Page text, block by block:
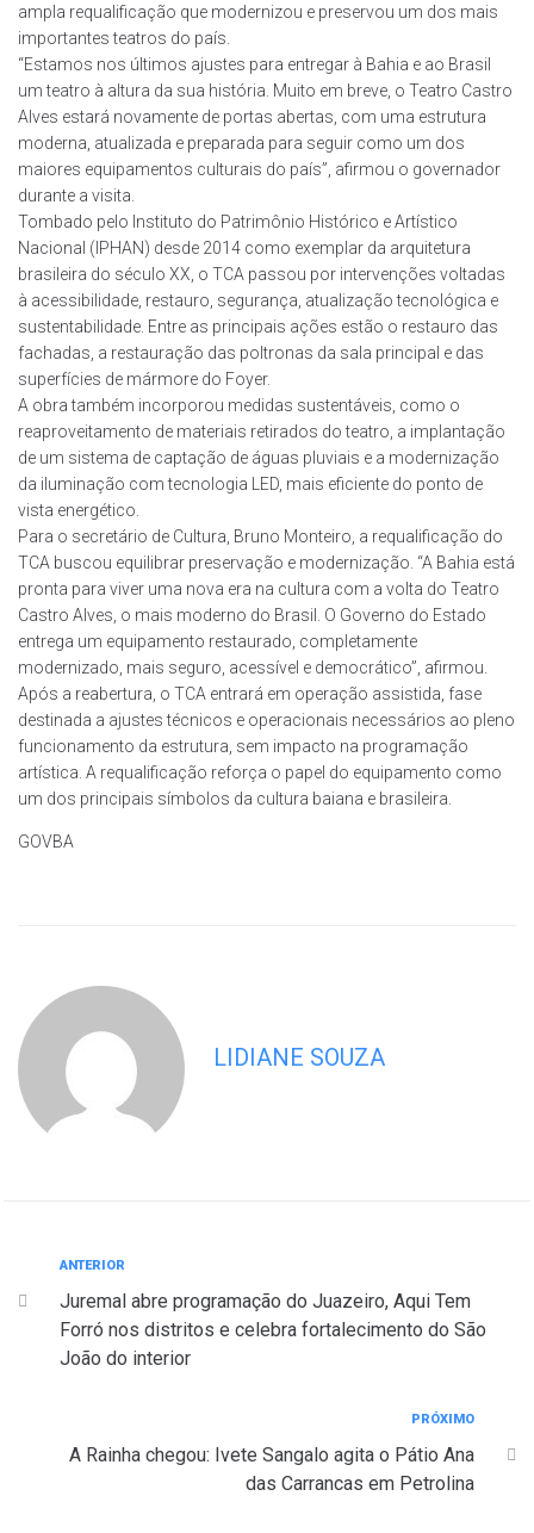
ampla requalificação que modernizou e preservou um dos mais
importantes teatros do país.
“Estamos nos últimos ajustes para entregar à Bahia e ao Brasil
um teatro à altura da sua história. Muito em breve, o Teatro Castro
Alves estará novamente de portas abertas, com uma estrutura
moderna, atualizada e preparada para seguir como um dos
maiores equipamentos culturais do país”, afirmou o governador
durante a visita.
Tombado pelo Instituto do Patrimônio Histórico e Artístico
Nacional (IPHAN) desde 2014 como exemplar da arquitetura
brasileira do século XX, o TCA passou por intervenções voltadas
à acessibilidade, restauro, segurança, atualização tecnológica e
sustentabilidade. Entre as principais ações estão o restauro das
fachadas, a restauração das poltronas da sala principal e das
superfícies de mármore do Foyer.
A obra também incorporou medidas sustentáveis, como o
reaproveitamento de materiais retirados do teatro, a implantação
de um sistema de captação de águas pluviais e a modernização
da iluminação com tecnologia LED, mais eficiente do ponto de
vista energético.
Para o secretário de Cultura, Bruno Monteiro, a requalificação do
TCA buscou equilibrar preservação e modernização. “A Bahia está
pronta para viver uma nova era na cultura com a volta do Teatro
Castro Alves, o mais moderno do Brasil. O Governo do Estado
entrega um equipamento restaurado, completamente
modernizado, mais seguro, acessível e democrático”, afirmou.
Após a reabertura, o TCA entrará em operação assistida, fase
destinada a ajustes técnicos e operacionais necessários ao pleno
funcionamento da estrutura, sem impacto na programação
artística. A requalificação reforça o papel do equipamento como
um dos principais símbolos da cultura baiana e brasileira.
GOVBA
LIDIANE SOUZA
ANTERIOR
Juremal abre programação do Juazeiro, Aqui Tem
Forró nos distritos e celebra fortalecimento do São
João do interior
PRÓXIMO
A Rainha chegou: Ivete Sangalo agita o Pátio Ana
das Carrancas em Petrolina